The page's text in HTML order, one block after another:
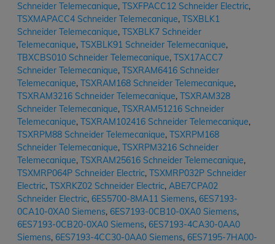
Schneider Telemecanique, TSXFPACC12 Schneider Electric,
TSXMAPACC4 Schneider Telemecanique, TSXBLK1
Schneider Telemecanique, TSXBLK7 Schneider
Telemecanique, TSXBLK91 Schneider Telemecanique,
TBXCBS010 Schneider Telemecanique, TSX17ACC7
Schneider Telemecanique, TSXRAM6416 Schneider
Telemecanique, TSXRAM168 Schneider Telemecanique,
TSXRAM3216 Schneider Telemecanique, TSXRAM328
Schneider Telemecanique, TSXRAM51216 Schneider
Telemecanique, TSXRAM102416 Schneider Telemecanique,
TSXRPM88 Schneider Telemecanique, TSXRPM168
Schneider Telemecanique, TSXRPM3216 Schneider
Telemecanique, TSXRAM25616 Schneider Telemecanique,
TSXMRP064P Schneider Electric, TSXMRP032P Schneider
Electric, TSXRKZ02 Schneider Electric, ABE7CPA02
Schneider Electric, 6ES5700-8MA11 Siemens, 6ES7193-
0CA10-0XA0 Siemens, 6ES7193-0CB10-0XA0 Siemens,
6ES7193-0CB20-0XA0 Siemens, 6ES7193-4CA30-0AA0
Siemens, 6ES7193-4CC30-0AA0 Siemens, 6ES7195-7HA00-